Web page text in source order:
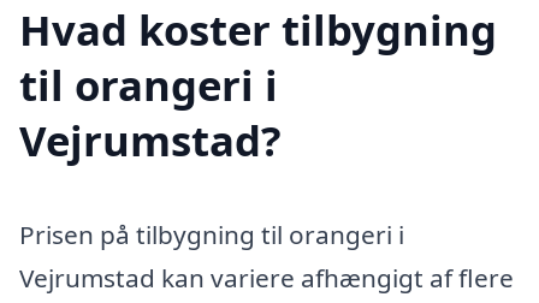
Hvad koster tilbygning
til orangeri i
Vejrumstad?
Prisen på tilbygning til orangeri i
Vejrumstad kan variere afhængigt af flere